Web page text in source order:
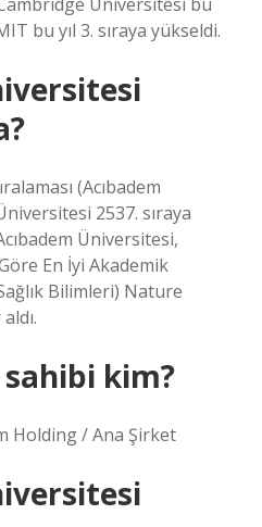
bu yıl 3. sıraya yükseldi.
(Acıbadem
2537. sıraya
Üniversitesi,
En İyi Akademik
Bilimleri) Nature
sahibi kim?
Holding / Ana Şirket